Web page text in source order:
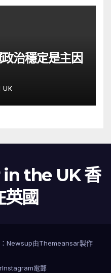
治穩定是主因
UK
the UK 香
英國
Newsup由Themeansar製作
Instagram電郵